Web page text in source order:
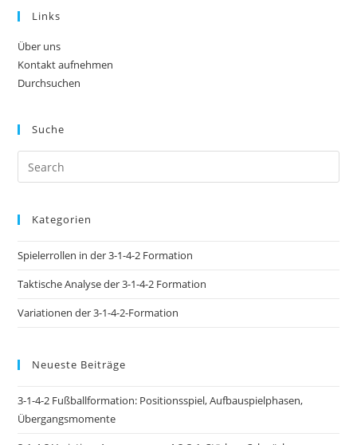
Links
Über uns
Kontakt aufnehmen
Durchsuchen
Suche
Kategorien
Spielerrollen in der 3-1-4-2 Formation
Taktische Analyse der 3-1-4-2 Formation
Variationen der 3-1-4-2-Formation
Neueste Beiträge
3-1-4-2 Fußballformation: Positionsspiel, Aufbauspielphasen,
Übergangsmomente